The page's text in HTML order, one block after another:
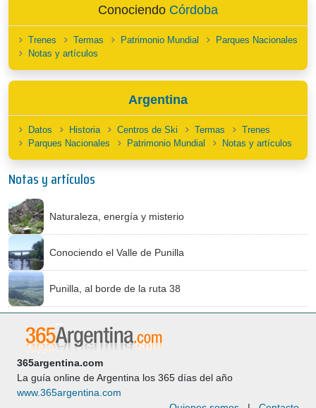
Conociendo Córdoba
Trenes Termas Patrimonio Mundial
Parques Nacionales
Notas y artículos
Argentina
Datos Historia Centros de Ski Termas
Trenes
Parques Nacionales
Patrimonio Mundial Notas y artículos
Notas y artículos
Naturaleza, energía y misterio
Conociendo el Valle de Punilla
Punilla, al borde de la ruta 38
365argentina.com
La guía online de Argentina los 365 días del año
www.365argentina.com